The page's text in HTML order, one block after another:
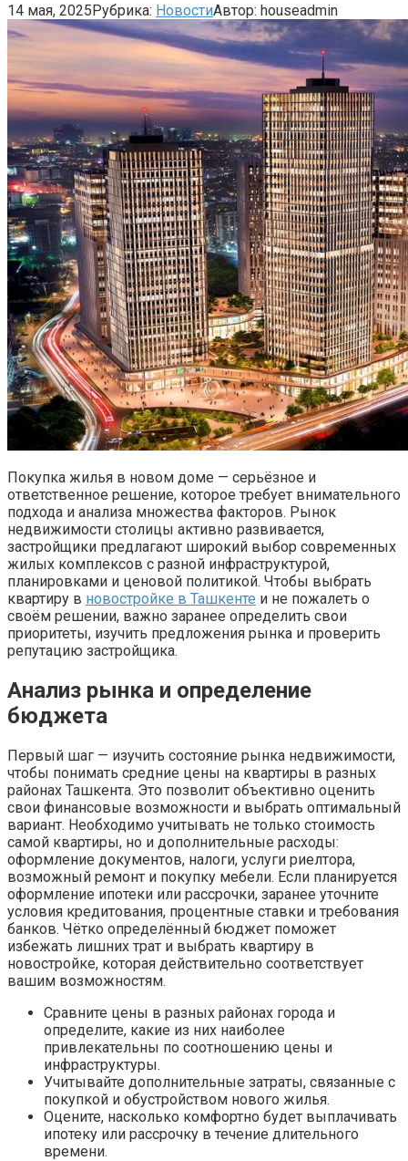
14 мая, 2025Рубрика: НовостиАвтор: houseadmin
Покупка жилья в новом доме — серьёзное и
ответственное решение, которое требует внимательного
подхода и анализа множества факторов. Рынок
недвижимости столицы активно развивается,
застройщики предлагают широкий выбор современных
жилых комплексов с разной инфраструктурой,
планировками и ценовой политикой. Чтобы выбрать
квартиру в новостройке в Ташкенте и не пожалеть о
своём решении, важно заранее определить свои
приоритеты, изучить предложения рынка и проверить
репутацию застройщика.
Анализ рынка и определение
бюджета
Первый шаг — изучить состояние рынка недвижимости,
чтобы понимать средние цены на квартиры в разных
районах Ташкента. Это позволит объективно оценить
свои финансовые возможности и выбрать оптимальный
вариант. Необходимо учитывать не только стоимость
самой квартиры, но и дополнительные расходы:
оформление документов, налоги, услуги риелтора,
возможный ремонт и покупку мебели. Если планируется
оформление ипотеки или рассрочки, заранее уточните
условия кредитования, процентные ставки и требования
банков. Чётко определённый бюджет поможет
избежать лишних трат и выбрать квартиру в
новостройке, которая действительно соответствует
вашим возможностям.
Сравните цены в разных районах города и
определите, какие из них наиболее
привлекательны по соотношению цены и
инфраструктуры.
Учитывайте дополнительные затраты, связанные с
покупкой и обустройством нового жилья.
Оцените, насколько комфортно будет выплачивать
ипотеку или рассрочку в течение длительного
времени.